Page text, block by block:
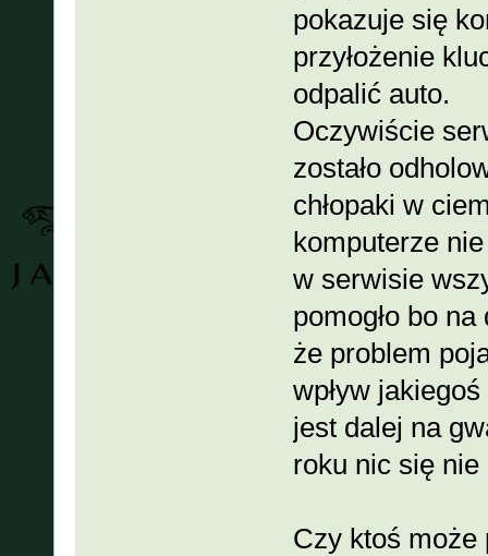
pokazuje się
przyłożenie
odpalić auto.
Oczywiście
zostało
chłopaki w
komputerze
w serwisie
pomogło bo
że problem
wpływ
jest dalej na
roku nic się nie
Czy ktoś może